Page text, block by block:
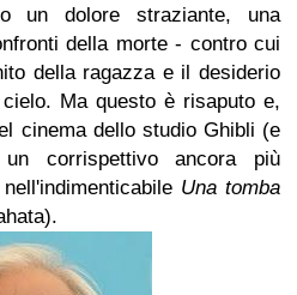
un dolore straziante, una
della morte - contro cui
della ragazza e il desiderio
Ma questo è risaputo e,
cinema dello studio Ghibli (e
corrispettivo ancora più
Una tomba